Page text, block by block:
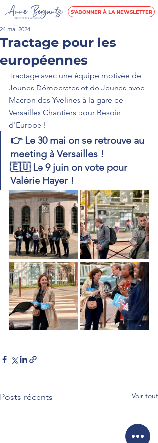
S'ABONNER À LA NEWSLETTER
Tractage pour les
européennes
24 mai 2024
Tractage avec une équipe motivée de
Jeunes Démocrates et de Jeunes avec
Macron des Yvelines à la gare de
Versailles Chantiers pour Besoin
d'Europe !
👉 Le 30 mai on se retrouve au
meeting à Versailles !
🇪🇺 Le 9 juin on vote pour
Valérie Hayer !
Posts récents Voir tout